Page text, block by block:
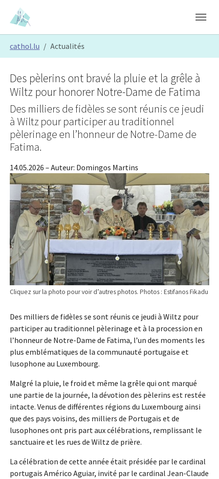
Skip to main content
Skip to page footer
cathol.lu Actualités
Cliquez sur la photo pour voir d’autres photos. Photos : Estifanos Fikadu
Des pèlerins ont bravé la pluie et la grêle à
Wiltz pour honorer Notre-Dame de Fatima
Des milliers de fidèles se sont réunis ce jeudi
à Wiltz pour participer au traditionnel
pèlerinage en l’honneur de Notre-Dame de
Fatima.
14.05.2026 – Auteur: Domingos Martins
Des milliers de fidèles se sont réunis ce jeudi à Wiltz pour
participer au traditionnel pèlerinage et à la procession en
l’honneur de Notre-Dame de Fatima, l’un des moments les
plus emblématiques de la communauté portugaise et
lusophone au Luxembourg.
Malgré la pluie, le froid et même la grêle qui ont marqué
une partie de la journée, la dévotion des pèlerins est restée
intacte. Venus de différentes régions du Luxembourg ainsi
que des pays voisins, des milliers de Portugais et de
lusophones ont pris part aux célébrations, remplissant le
sanctuaire et les rues de Wiltz de prière.
La célébration de cette année était présidée par le cardinal
portugais Américo Aguiar, invité par le cardinal Jean-Claude